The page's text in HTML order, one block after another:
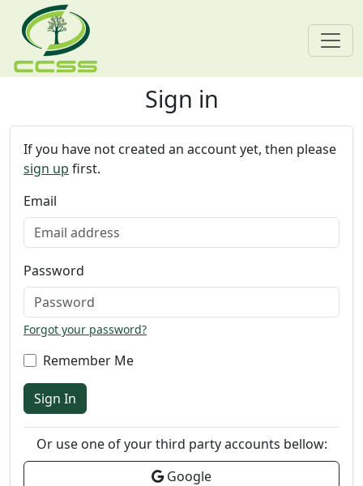
Sign in
If you have not created an account yet, then please
sign up first.
Email
Password
Forgot your password?
Remember Me
Sign In
Or use one of your third party accounts bellow:
Google